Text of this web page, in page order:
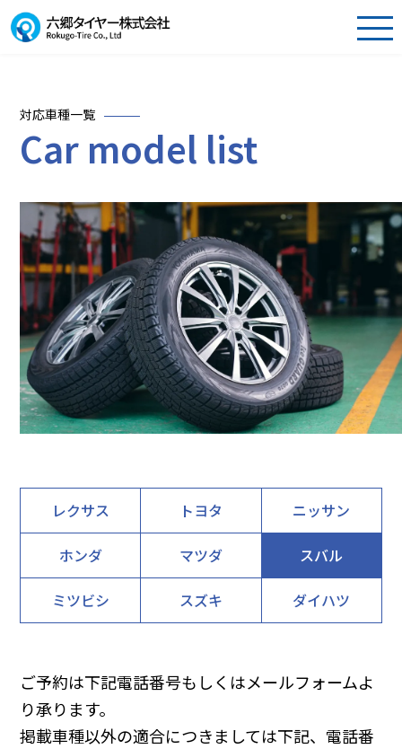
対応車種一覧
Car model list
レクサス トヨタ ニッサン
ホンダ マツダ スバル
ミツビシ スズキ ダイハツ
ご予約は下記電話番号もしくはメールフォームよ
り承ります。
掲載車種以外の適合につきましては下記、電話番